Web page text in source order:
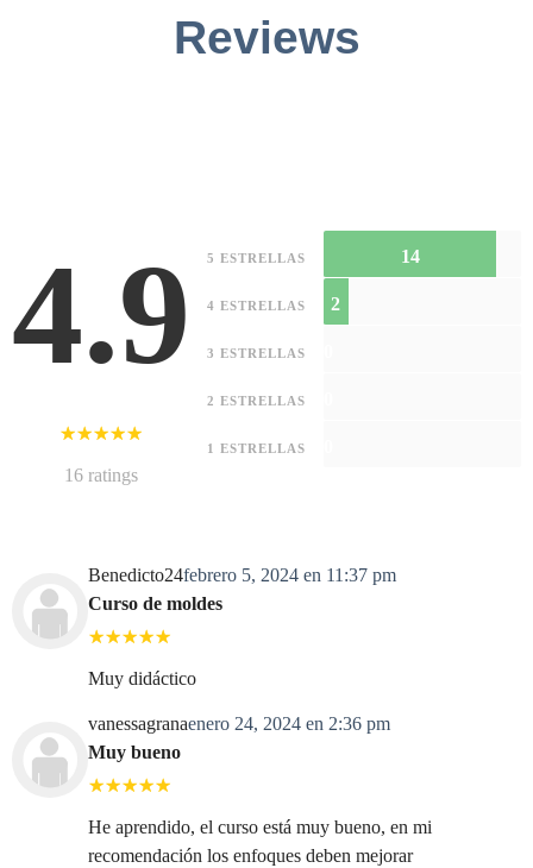
Reviews
4.9
16 ratings
5 ESTRELLAS 14
4 ESTRELLAS 2
3 ESTRELLAS
2 ESTRELLAS
1 ESTRELLAS
Benedicto24febrero 5, 2024 en 11:37 pm
Curso de moldes
Muy didáctico
vanessagranaenero 24, 2024 en 2:36 pm
Muy bueno
He aprendido, el curso está muy bueno, en mi
recomendación los enfoques deben mejorar